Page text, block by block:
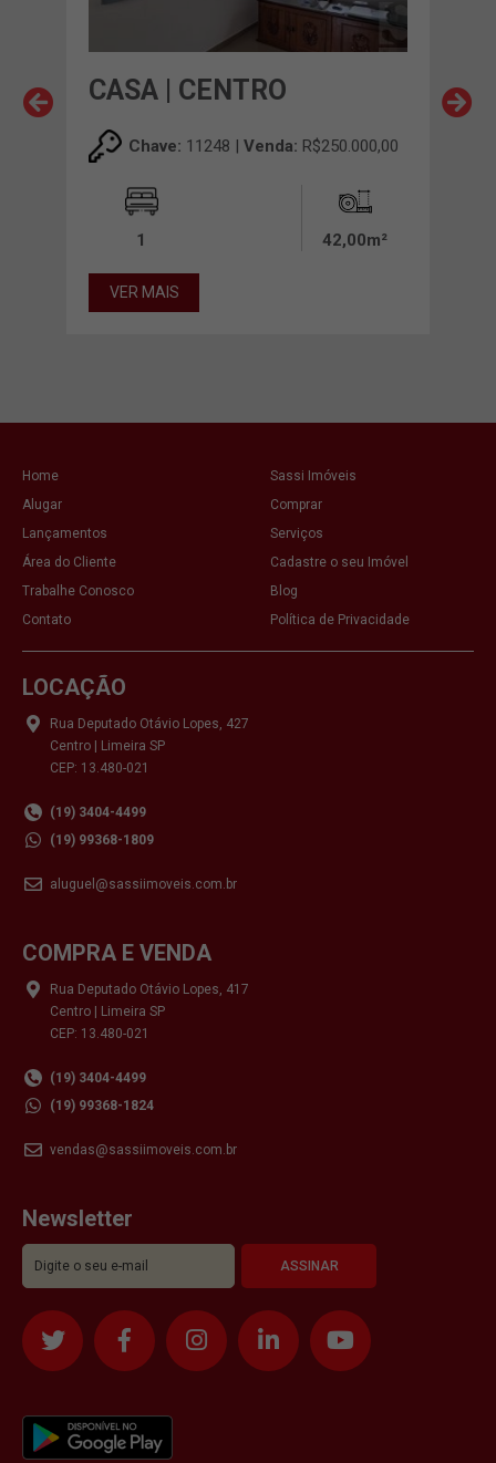
CASA | CENTRO
Chave: 11248 | Venda: R$250.000,00
1 42,00m²
VER MAIS
Home
Sassi Imóveis
Alugar
Comprar
Lançamentos
Serviços
Área do Cliente
Cadastre o seu Imóvel
Trabalhe Conosco
Blog
Contato
Política de Privacidade
LOCAÇÃO
Rua Deputado Otávio Lopes, 427
Centro | Limeira SP
CEP: 13.480-021
(19) 3404-4499
(19) 99368-1809
aluguel@sassiimoveis.com.br
COMPRA E VENDA
Rua Deputado Otávio Lopes, 417
Centro | Limeira SP
CEP: 13.480-021
(19) 3404-4499
(19) 99368-1824
vendas@sassiimoveis.com.br
Newsletter